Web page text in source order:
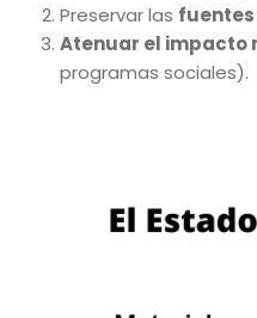
Preservar las
Atenuar el impacto
programas sociales).